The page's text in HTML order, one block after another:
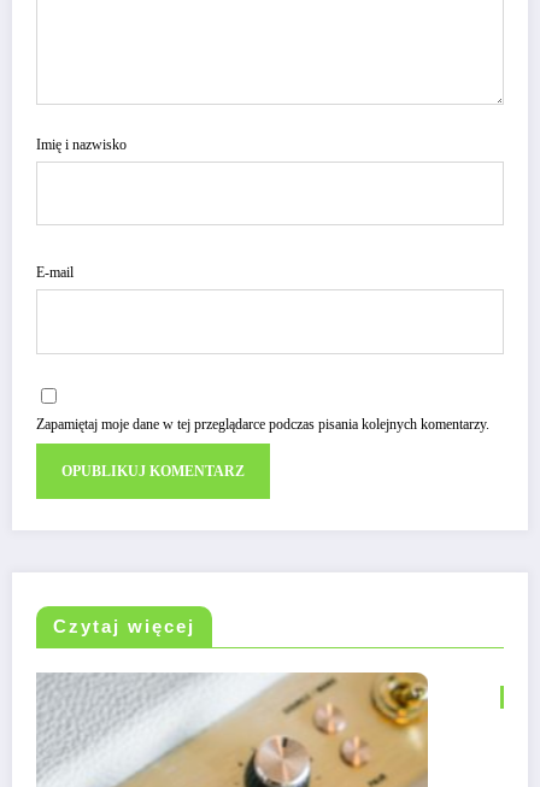
Imię i nazwisko
E-mail
Zapamiętaj moje dane w tej przeglądarce podczas pisania kolejnych komentarzy.
Czytaj więcej
HIFI